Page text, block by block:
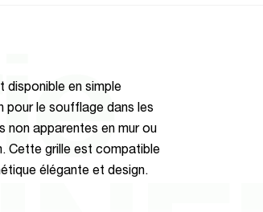
disponible en simple
pour le soufflage dans les
non apparentes en mur ou
Cette grille est compatible
élégante et design.